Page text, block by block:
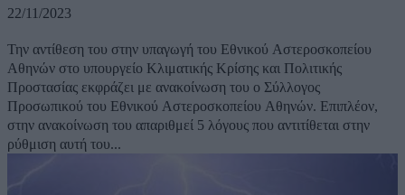
22/11/2023
Την αντίθεση του στην υπαγωγή του Εθνικού Αστεροσκοπείου
Αθηνών στο υπουργείο Κλιματικής Κρίσης και Πολιτικής
Προστασίας εκφράζει με ανακοίνωση του ο Σύλλογος
Προσωπικού του Εθνικού Αστεροσκοπείου Αθηνών. Επιπλέον,
στην ανακοίνωση του απαριθμεί 5 λόγους που αντιτίθεται στην
ρύθμιση αυτή του...